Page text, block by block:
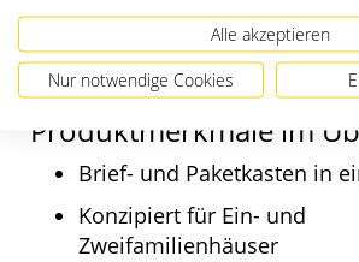
matt sowie in den zwei Größen
erhältlich.
Produktmerkmale im
Brief- und Paketkasten in
Konzipiert für Ein- und
Zweifamilienhäuser
Alle akzeptieren
Nur notwendige Cookies